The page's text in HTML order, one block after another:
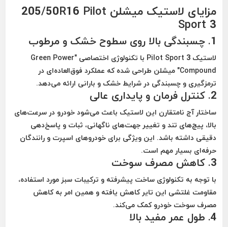
مزایای لاستیک میشلن 205/50R16 Pilot
Sport 3
1. چسبندگی بالا روی سطوح خشک و مرطوب
لاستیک Pilot Sport 3 با تکنولوژی اختصاصی
"Green Power
Compound" میشلن طراحی شده که عملکرد فوق‌العاده‌ای در
ترمزگیری و چسبندگی در شرایط خشک و بارانی ارائه می‌دهد.
2. کنترل فرمان و پایداری عالی
ساختار آج نامتقارن این لاستیک باعث می‌شود خودرو در سرعت‌های
بالا، پیچ‌های تند و تغییر جهت‌های ناگهانی، ثبات و پاسخ‌دهی
دقیقی داشته باشد. این ویژگی برای خودروهای اسپرت و رانندگان
حرفه‌ای بسیار مهم است.
3. کاهش مصرف سوخت
با توجه به تکنولوژی ساخت پیشرفته و ترکیبات سبز مورد استفاده،
مقاومت غلتشی این تایر کاهش یافته و همین امر به کاهش
مصرف سوخت خودرو کمک می‌کند.
4. طول عمر مفید بالا